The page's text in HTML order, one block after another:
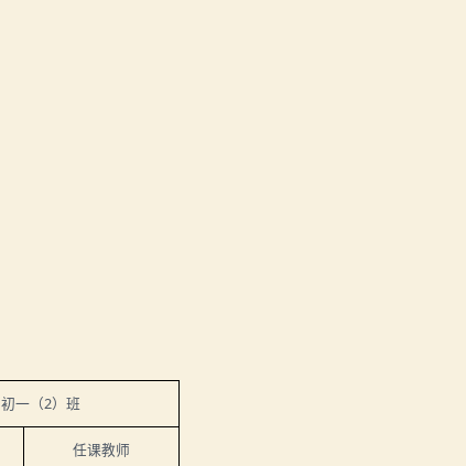
初一（2）班
任课教师